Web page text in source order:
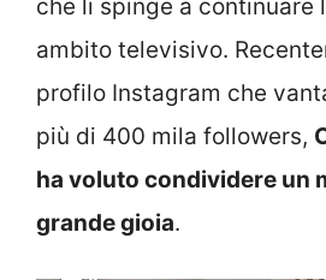
che li spinge a continuare
ambito televisivo.
profilo Instagram che
più di 400 mila followers,
ha voluto condividere un
grande gioia.